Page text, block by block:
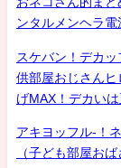
ンタルメンヘラ
スケバン！デカ
供部屋おじさん
げMAX！デカい
アキヨッフル-！
（子ども部屋お